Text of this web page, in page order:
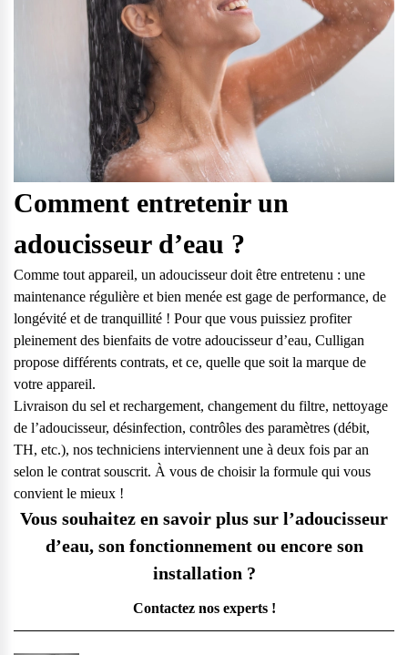
Comment entretenir un
adoucisseur d’eau ?
Comme tout appareil, un adoucisseur doit être entretenu : une
maintenance régulière et bien menée est gage de performance, de
longévité et de tranquillité ! Pour que vous puissiez profiter
pleinement des bienfaits de votre adoucisseur d’eau, Culligan
propose différents contrats, et ce, quelle que soit la marque de
votre appareil.
Livraison du sel et rechargement, changement du filtre, nettoyage
de l’adoucisseur, désinfection, contrôles des paramètres (débit,
TH, etc.), nos techniciens interviennent une à deux fois par an
selon le contrat souscrit. À vous de choisir la formule qui vous
convient le mieux !
Vous souhaitez en savoir plus sur l’adoucisseur
d’eau, son fonctionnement ou encore son
installation ?
Contactez nos experts !